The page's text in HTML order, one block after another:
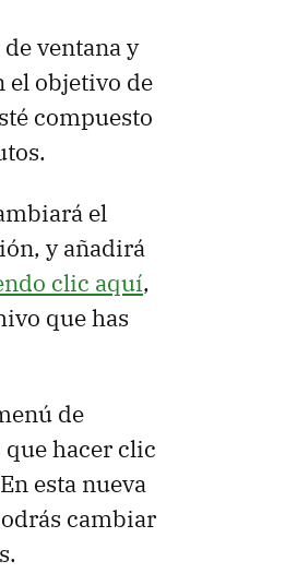
ventana y
el objetivo de
compuesto
el
y añadirá
clic aquí,
que has
de
que hacer clic
esta nueva
cambiar